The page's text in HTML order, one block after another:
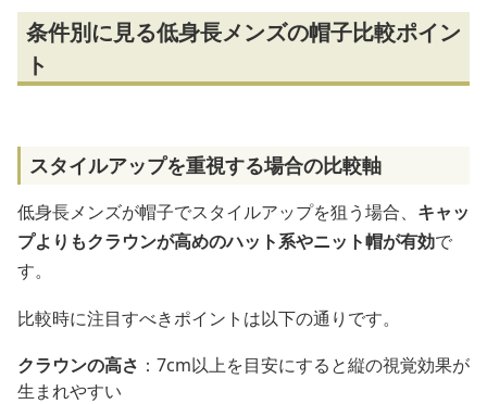
条件別に見る低身長メンズの帽子比較ポイン
ト
スタイルアップを重視する場合の比較軸
低身長メンズが帽子でスタイルアップを狙う場合、 キャッ
プよりもクラウンが高めのハット系やニット帽が有効で
す。
比較時に注目すべきポイントは以下の通りです。
クラウンの高さ ：7cm以上を目安にすると縦の視覚効果が
生まれやすい